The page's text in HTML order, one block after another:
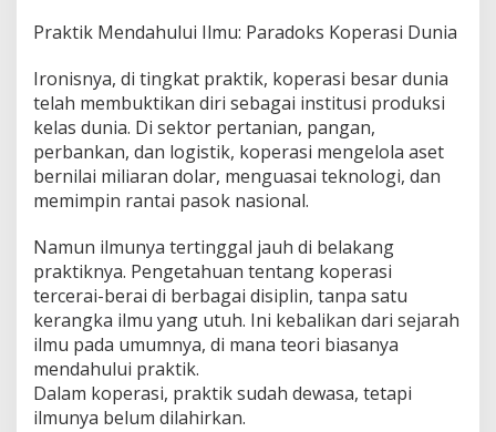
Praktik Mendahului Ilmu: Paradoks Koperasi Dunia
Ironisnya, di tingkat praktik, koperasi besar dunia
telah membuktikan diri sebagai institusi produksi
kelas dunia. Di sektor pertanian, pangan,
perbankan, dan logistik, koperasi mengelola aset
bernilai miliaran dolar, menguasai teknologi, dan
memimpin rantai pasok nasional.
Namun ilmunya tertinggal jauh di belakang
praktiknya. Pengetahuan tentang koperasi
tercerai-berai di berbagai disiplin, tanpa satu
kerangka ilmu yang utuh. Ini kebalikan dari sejarah
ilmu pada umumnya, di mana teori biasanya
mendahului praktik.
Dalam koperasi, praktik sudah dewasa, tetapi
ilmunya belum dilahirkan.